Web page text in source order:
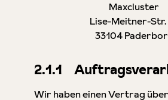
Maxcluster
Lise-Meitner-Str.
33104
2.1.1
Wir haben einen Vertrag über